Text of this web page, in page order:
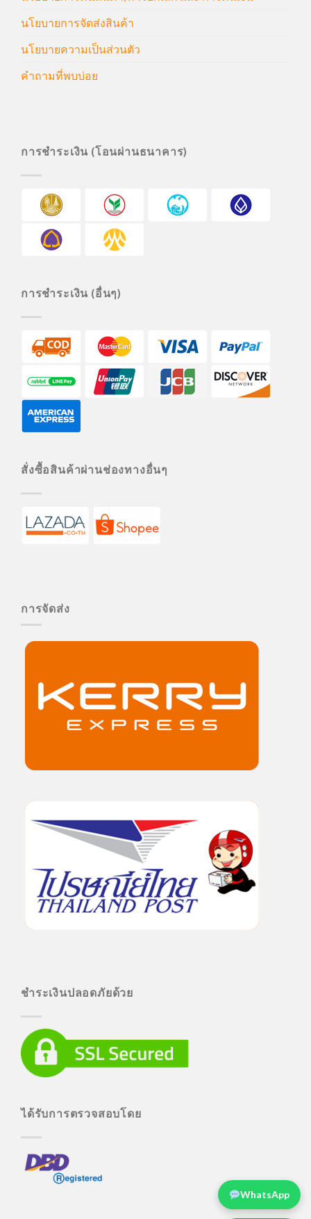
นโยบายการจัดส่งสินค้า
นโยบายความเป็นส่วนตัว
คำถามที่พบบ่อย
การชำระเงิน (โอนผ่านธนาคาร)
การชำระเงิน (อื่นๆ)
สั่งซื้อสินค้าผ่านช่องทางอื่นๆ
การจัดส่ง
ชำระเงินปลอดภัยด้วย
ได้รับการตรวจสอบโดย
WhatsApp